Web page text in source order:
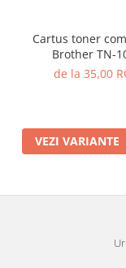
Cartus toner
Brother TN-
de la 35,00
VEZI VARIANTE